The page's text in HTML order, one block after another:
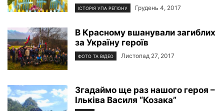
ІСТОРІЯ УПА РЕГІОНУ Грудень 4, 2017
В Красному вшанували загиблих
за Україну героїв
ФОТО ТА ВІДЕО Листопад 27, 2017
Згадаймо ще раз нашого героя –
Ільківа Василя “Козака”